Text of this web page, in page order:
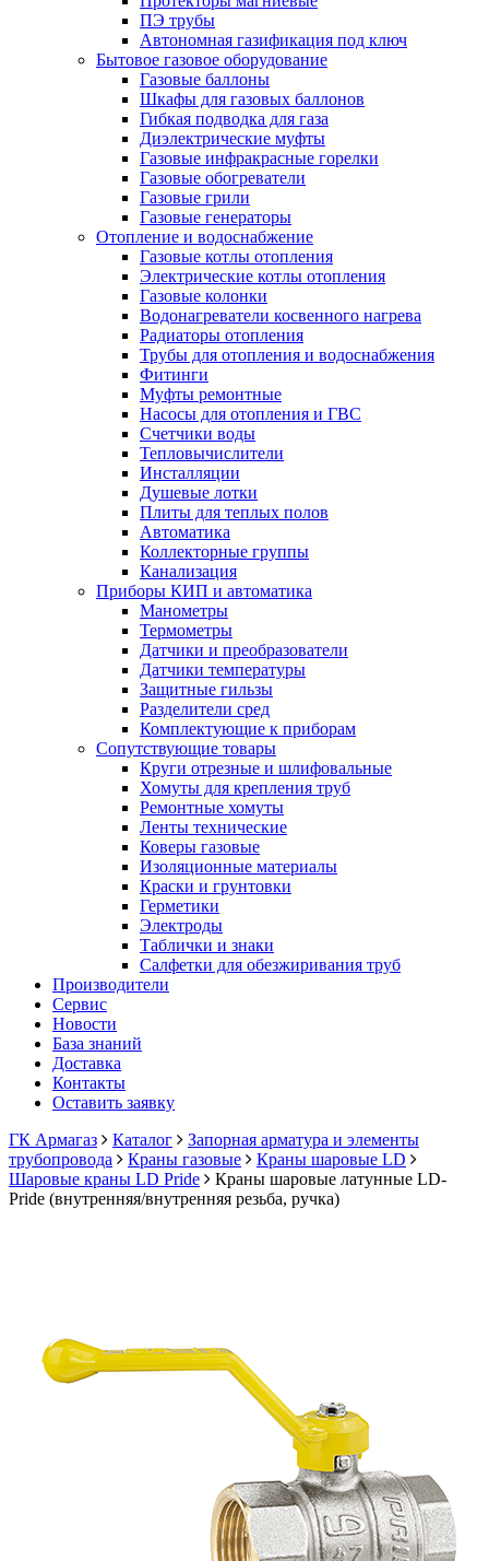
ПЭ трубы
Автономная газификация под ключ
Бытовое газовое оборудование
Газовые баллоны
Шкафы для газовых баллонов
Гибкая подводка для газа
Диэлектрические муфты
Газовые инфракрасные горелки
Газовые обогреватели
Газовые грили
Газовые генераторы
Отопление и водоснабжение
Газовые котлы отопления
Электрические котлы отопления
Газовые колонки
Водонагреватели косвенного нагрева
Радиаторы отопления
Трубы для отопления и водоснабжения
Фитинги
Муфты ремонтные
Насосы для отопления и ГВС
Счетчики воды
Тепловычислители
Инсталляции
Душевые лотки
Плиты для теплых полов
Автоматика
Коллекторные группы
Канализация
Приборы КИП и автоматика
Манометры
Термометры
Датчики и преобразователи
Датчики температуры
Защитные гильзы
Разделители сред
Комплектующие к приборам
Сопутствующие товары
Круги отрезные и шлифовальные
Хомуты для крепления труб
Ремонтные хомуты
Ленты технические
Коверы газовые
Изоляционные материалы
Краски и грунтовки
Герметики
Электроды
Таблички и знаки
Салфетки для обезжиривания труб
Производители
Сервис
Новости
База знаний
Доставка
Контакты
Оставить заявку
ГК Армагаз
Каталог
Запорная арматура и элементы
трубопровода
Краны газовые
Краны шаровые LD
Шаровые краны LD Pride
Краны шаровые латунные LD-
Pride (внутренняя/внутренняя резьба, ручка)